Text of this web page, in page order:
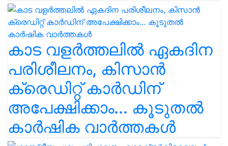
കാട വളര്‍ത്തലിൽ ഏകദിന
പരിശീലനം, കിസാൻ
ക്രെഡിറ്റ് കാർഡിന്
അപേക്ഷിക്കാം... കൂടുതൽ
കാർഷിക വാർത്തകൾ